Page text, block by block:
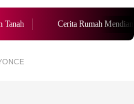
Cerita Rumah